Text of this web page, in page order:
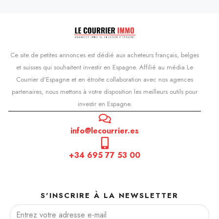
Ce site de petites annonces est dédié aux acheteurs français, belges
et suisses qui souhaitent investir en Espagne. Affilié au média Le
Courrier d'Espagne et en étroite collaboration avec nos agences
partenaires, nous mettons à votre disposition les meilleurs outils pour
investir en Espagne.
info@lecourrier.es
+34 695 77 53 00
S'INSCRIRE À LA NEWSLETTER